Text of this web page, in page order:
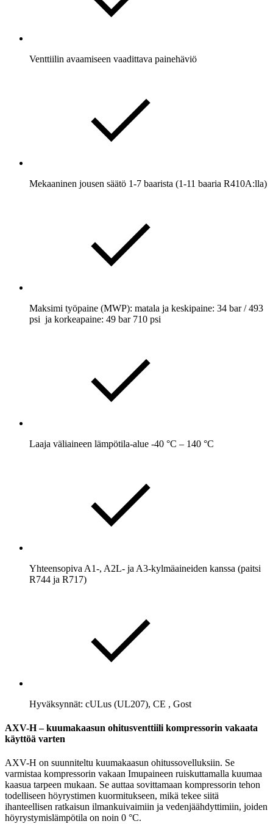
Venttiilin avaamiseen vaadittava painehäviö
Mekaaninen jousen säätö 1-7 baarista (1-11 baaria R410A:lla)
Maksimi työpaine (MWP): matala ja keskipaine: 34 bar / 493
psi ja korkeapaine: 49 bar 710 psi
Laaja väliaineen lämpötila-alue -40 °C – 140 °C
Yhteensopiva A1-, A2L- ja A3-kylmäaineiden kanssa (paitsi
R744 ja R717)
Hyväksynnät: cULus (UL207), CE , Gost
AXV-H – kuumakaasun ohitusventtiili kompressorin vakaata
käyttöä varten
AXV-H on suunniteltu kuumakaasun ohitussovelluksiin. Se
varmistaa kompressorin vakaan Imupaineen ruiskuttamalla kuumaa
kaasua tarpeen mukaan. Se auttaa sovittamaan kompressorin tehon
todelliseen höyrystimen kuormitukseen, mikä tekee siitä
ihanteellisen ratkaisun ilmankuivaimiin ja vedenjäähdyttimiin, joiden
höyrystymislämpötila on noin 0 °C.